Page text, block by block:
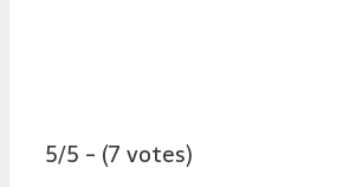
5/5 - (7 votes)